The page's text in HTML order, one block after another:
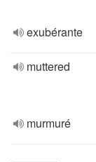
exubérante
muttered
murmuré